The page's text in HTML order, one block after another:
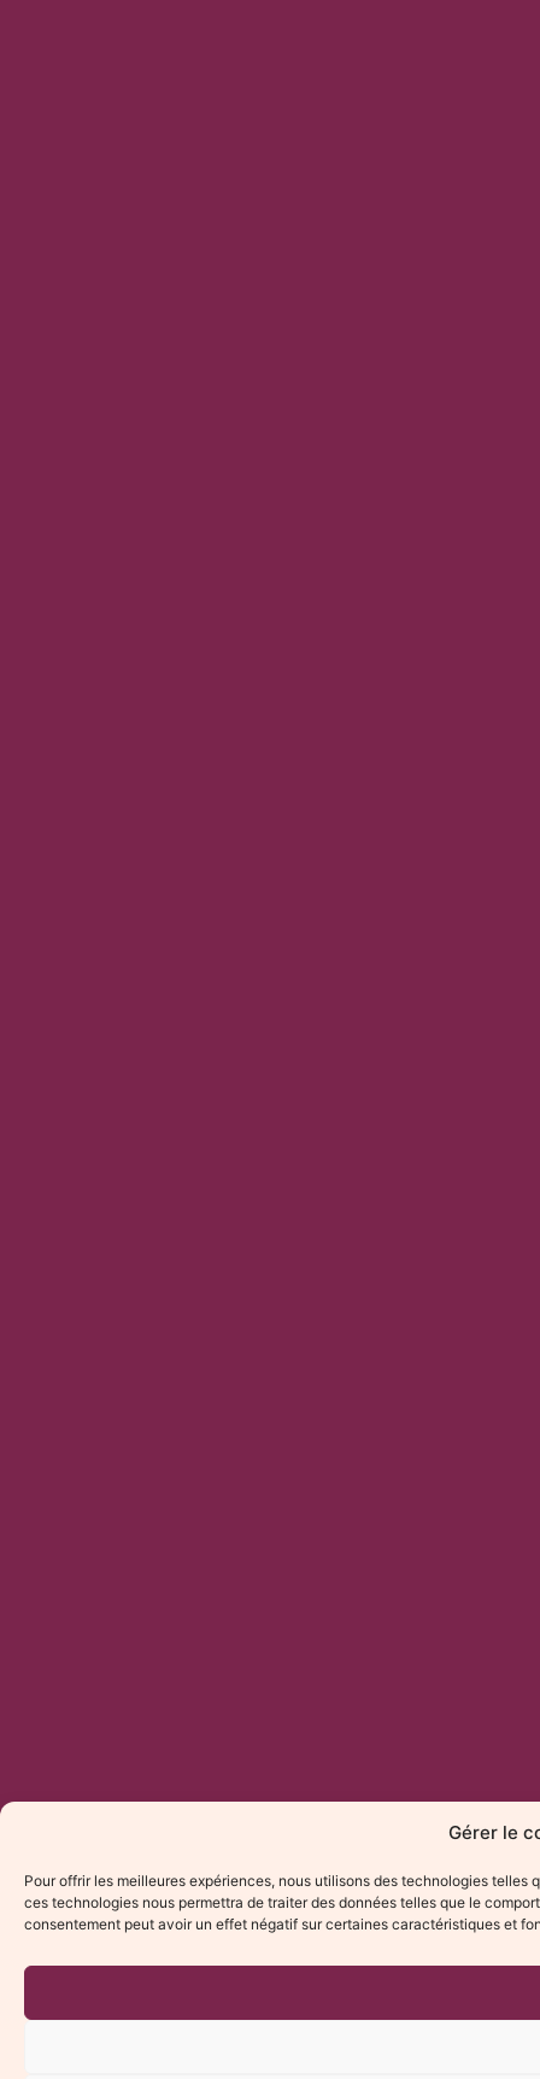
Gérer le
Pour offrir les meilleures expériences, nous utilisons des technologies
ces technologies nous permettra de traiter des données telles que le
consentement peut avoir un effet négatif sur certaines caractéristiques et